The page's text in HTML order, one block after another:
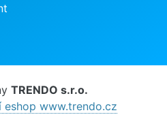
TRENDO s.r.o.
eshop www.trendo.cz